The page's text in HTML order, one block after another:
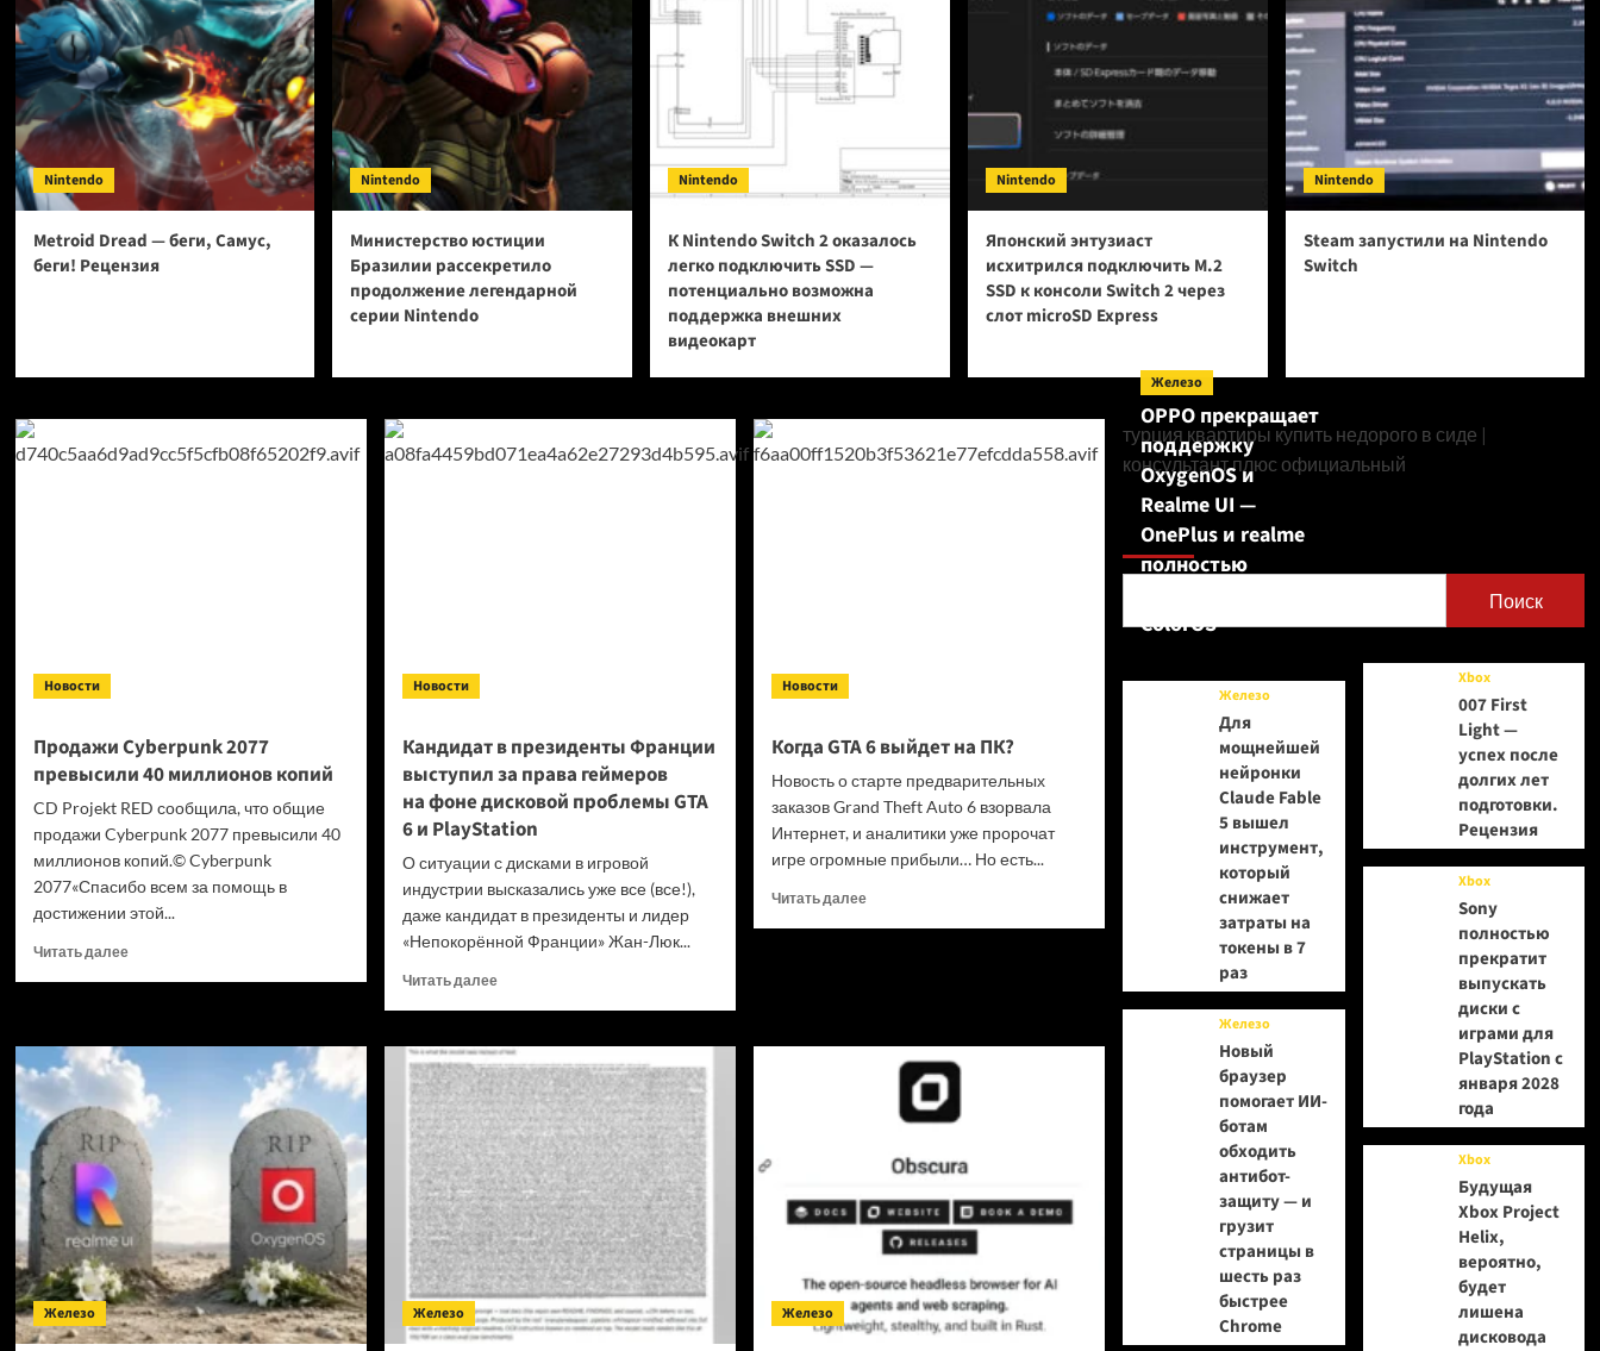
Nintendo
Metroid Dread — беги, Самус,
беги! Рецензия
Nintendo
Министерство юстиции
Бразилии рассекретило
продолжение легендарной
серии Nintendo
Nintendo
К Nintendo Switch 2 оказалось
легко подключить SSD —
потенциально возможна
поддержка внешних
видеокарт
Nintendo
Японский энтузиаст
исхитрился подключить M.2
SSD к консоли Switch 2 через
слот microSD Express
Nintendo
Steam запустили на Nintendo
Switch
Новости
Продажи Cyberpunk 2077
превысили 40 миллионов копий
CD Projekt RED сообщила, что общие
продажи Cyberpunk 2077 превысили 40
миллионов копий.© Cyberpunk
2077«Спасибо всем за помощь в
достижении этой...
Читать далееПрочитать
2077
превысили
40 миллионов
копий
Новости
Кандидат в президенты Франции
выступил за права геймеров
на фоне дисковой проблемы GTA
6 и PlayStation
О ситуации с дисками в игровой
индустрии высказались уже все (все!),
даже кандидат в президенты и лидер
«Непокорённой Франции» Жан-Люк...
Читать далееПрочитать
Кандидат
в президенты
Франции
выступил
за права
геймеров
на фоне
дисковой
проблемы
GTA
6 и PlayStation
Новости
Когда GTA 6 выйдет на ПК?
Новость о старте предварительных
заказов Grand Theft Auto 6 взорвала
Интернет, и аналитики уже пророчат
игре огромные прибыли… Но есть...
Читать далееПрочитать
Железо Железо Железо
турция квартиры купить недорого в сиде |
консультант плюс официальный
Поиск
Поиск
Железо
OPPO прекращает
поддержку
OxygenOS и
Realme UI —
OnePlus и realme
полностью
ColorOS
Железо
Для
мощнейшей
нейронки
Claude Fable
5 вышел
инструмент,
который
снижает
затраты на
токены в 7
раз
Железо
Новый
браузер
помогает ИИ-
ботам
обходить
антибот-
защиту — и
грузит
страницы в
шесть раз
быстрее
Chrome
Xbox
007 First
Light —
успех после
долгих лет
подготовки.
Рецензия
Xbox
Sony
полностью
прекратит
выпускать
диски с
играми для
PlayStation с
января 2028
года
Xbox
Будущая
Xbox Project
Helix,
вероятно,
будет
лишена
дисковода